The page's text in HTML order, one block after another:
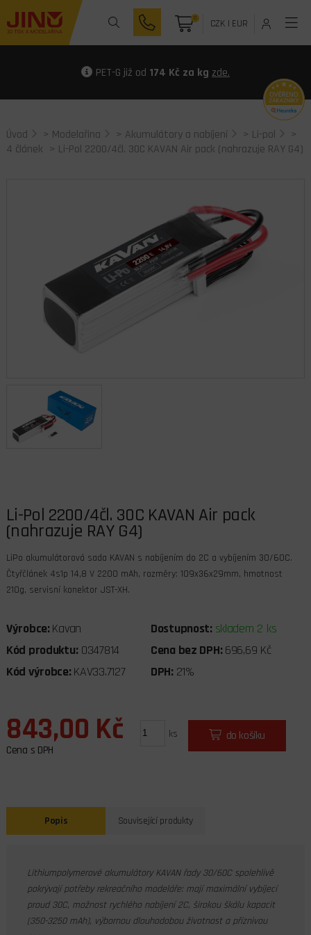
0 CZK| EUR
PET-G již od 174 Kč za kg zde.
Úvod > Modelařina > Akumulátory a nabíjení > Li-pol
>
4 článek > Li-Pol 2200/4čl. 30C KAVAN Air pack (nahrazuje RAY G4)
Li-Pol 2200/4čl. 30C KAVAN Air pack
(nahrazuje RAY G4)
LiPo akumulátorová sada KAVAN s nabíjením do 2C a vybíjením 30/60C.
Čtyřčlánek 4s1p 14,8 V 2200 mAh, rozměry: 109x36x29mm, hmotnost
210g, servisní konektor JST-XH.
Výrobce: Kavan Dostupnost: skladem 2 ks
Kód produktu: 0347814 Cena bez DPH: 696,69 Kč
Kód výrobce: KAV33.7127 DPH: 21%
843,00 Kč
Cena s DPH
ks do košíku
Popis Související produkty
Lithiumpolymerové akumulátory KAVAN řady 30/60C spolehlivě
pokrývají potřeby rekreačního modeláře: mají maximální vybíjecí
proud 30C, možnost rychlého nabíjení 2C, širokou škálu kapacit
(350-3250 mAh), výbornou dlouhodobou životnost a příznivou